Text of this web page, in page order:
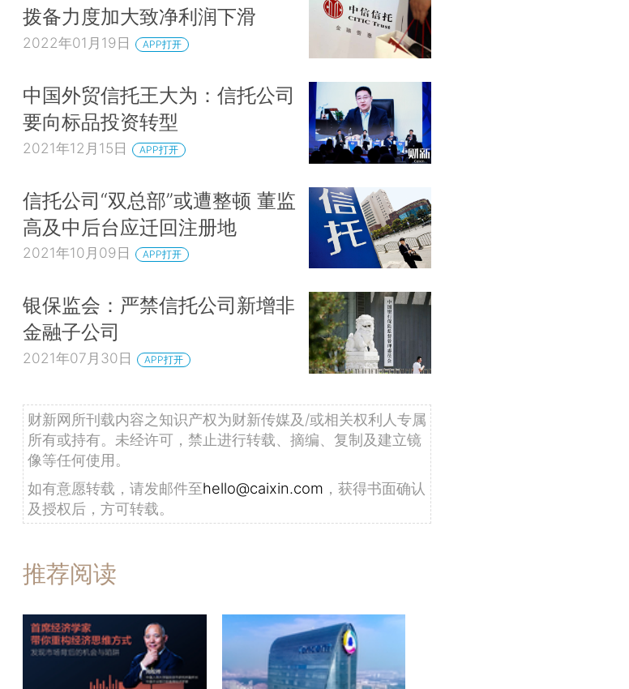
拨备力度加大致净利润下滑
2022年01月19日 APP打开
中国外贸信托王大为：信托公司
要向标品投资转型
2021年12月15日 APP打开
信托公司“双总部”或遭整顿 董监
高及中后台应迁回注册地
2021年10月09日 APP打开
银保监会：严禁信托公司新增非
金融子公司
2021年07月30日 APP打开
财新网所刊载内容之知识产权为财新传媒及/或相关权利人专属
所有或持有。未经许可，禁止进行转载、摘编、复制及建立镜
像等任何使用。
如有意愿转载，请发邮件至hello@caixin.com ，获得书面确认
及授权后，方可转载。
推荐阅读